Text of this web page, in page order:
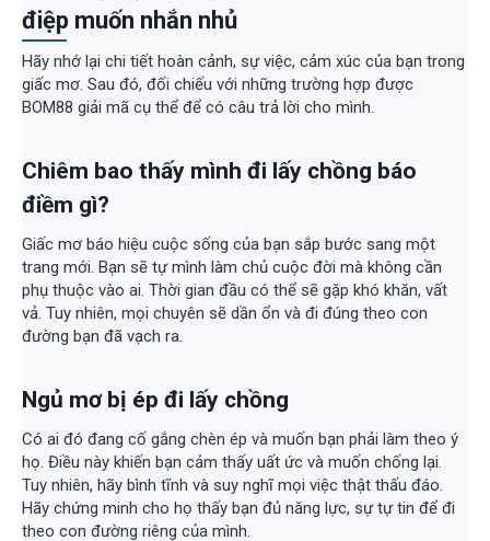
điệp muốn nhắn nhủ
Hãy nhớ lại chi tiết hoàn cảnh, sự việc, cảm xúc của bạn trong
giấc mơ. Sau đó, đối chiếu với những trường hợp được
BOM88 giải mã cụ thể để có câu trả lời cho mình.
Chiêm bao thấy mình đi lấy chồng báo
điềm gì?
Giấc mơ báo hiệu cuộc sống của bạn sắp bước sang một
trang mới. Bạn sẽ tự mình làm chủ cuộc đời mà không cần
phụ thuộc vào ai. Thời gian đầu có thể sẽ gặp khó khăn, vất
vả. Tuy nhiên, mọi chuyên sẽ dần ổn và đi đúng theo con
đường bạn đã vạch ra.
Ngủ mơ bị ép đi lấy chồng
Có ai đó đang cố gắng chèn ép và muốn bạn phải làm theo ý
họ. Điều này khiến bạn cảm thấy uất ức và muốn chống lại.
Tuy nhiên, hãy bình tĩnh và suy nghĩ mọi việc thật thấu đáo.
Hãy chứng minh cho họ thấy bạn đủ năng lực, sự tự tin để đi
theo con đường riêng của mình.